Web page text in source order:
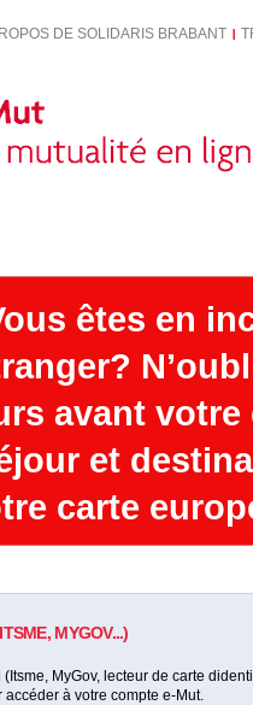
DE SOLIDARIS BRABANT
êtes en
avant
et
carte
MYGOV...)
MyGov, lecteur de carte
à votre compte e-Mut.